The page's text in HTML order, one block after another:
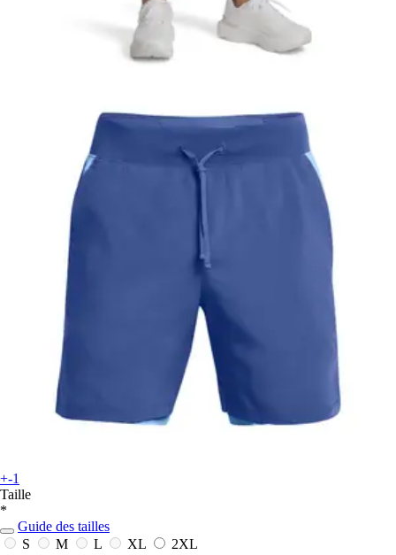
+-1
Taille
*
Guide des tailles
S
M L XL
2XL